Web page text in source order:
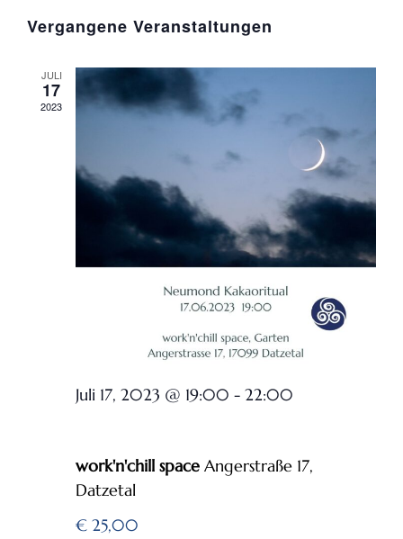
Vergangene Veranstaltungen
JULI
17
2023
Juli 17, 2023 @ 19:00 - 22:00
work'n'chill space Angerstraße 17,
Datzetal
€ 25,00